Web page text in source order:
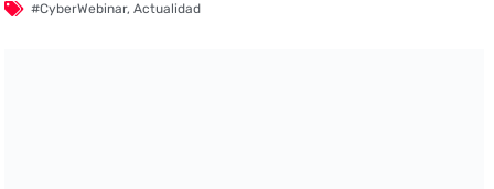
#CyberWebinar,Actualidad